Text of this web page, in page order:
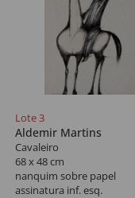
Lote 3
Aldemir Martins
Cavaleiro
68 x 48 cm
nanquim sobre papel
assinatura inf. esq.